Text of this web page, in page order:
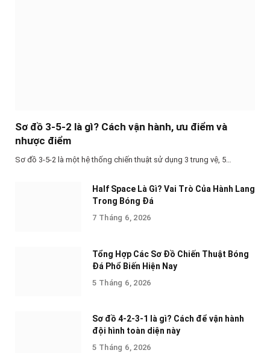
Sơ đồ 3-5-2 là gì? Cách vận hành, ưu điểm và
nhược điểm
Sơ đồ 3-5-2 là một hệ thống chiến thuật sử dụng 3 trung vệ, 5…
Half Space Là Gì? Vai Trò Của Hành Lang
Trong Bóng Đá
7 Tháng 6, 2026
Tổng Hợp Các Sơ Đồ Chiến Thuật Bóng
Đá Phổ Biến Hiện Nay
5 Tháng 6, 2026
Sơ đồ 4-2-3-1 là gì? Cách để vận hành
đội hình toàn diện này
5 Tháng 6, 2026